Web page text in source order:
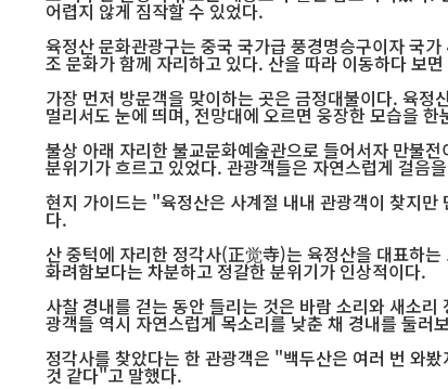
어렵지 않게 짐작할 수 있었다.
육정산 문화관광구는 중국 국가급 풍경명승구이자 국
조 문화가 함께 자리하고 있다. 산을 따라 이동하다 보
가장 먼저 방문객을 맞이하는 곳은 금정대불이다. 육
멀리서도 눈에 띄며, 전망대에 오르면 웅장한 모습을 한
불상 아래 자리한 불교문화예술관으로 들어서자 만불
분위기가 흐르고 있었다. 관광객들은 자연스럽게 걸음
현지 가이드는 "육정산은 사계절 내내 관광객이 찾지
다.
산 중턱에 자리한 정각사(正觉寺)는 육정산을 대표하
화려함보다는 차분하고 정갈한 분위기가 인상적이다.
사찰 경내를 걷는 동안 들리는 것은 바람 소리와 새소
광객들 역시 자연스럽게 목소리를 낮춘 채 경내를 둘러
정각사를 찾았다는 한 관광객은 "백두산은 여러 번 와
것 같다"고 말했다.